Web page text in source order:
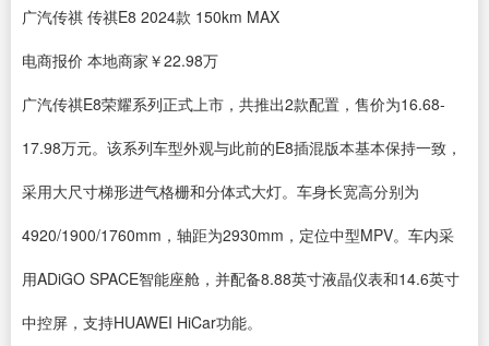
广汽传祺 传祺E8 2024款 150km MAX
电商报价 本地商家 ￥22.98万
广汽传祺E8荣耀系列正式上市，共推出2款配置，售价为16.68-
17.98万元。该系列车型外观与此前的E8插混版本基本保持一致，
采用大尺寸梯形进气格栅和分体式大灯。车身长宽高分别为
4920/1900/1760mm，轴距为2930mm，定位中型MPV。车内采
用ADiGO SPACE智能座舱，并配备8.88英寸液晶仪表和14.6英寸
中控屏，支持HUAWEI HiCar功能。